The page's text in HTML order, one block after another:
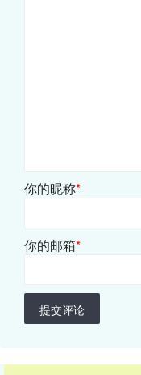
你的昵称*
你的邮箱*
提交评论